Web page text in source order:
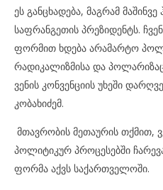
ეს განცხადება, მაგრამ
საფრანგეთის პრეზიდენტს.
ფორმით ხდება არამარტო
რადიკალიზმისა და
ვენის კონვენციის უხეში
კობახიძემ.
მთავრობის მეთაურის თქმით,
პოლიტიკურ პროცესებში
ფორმა აქვს საქართველოში.